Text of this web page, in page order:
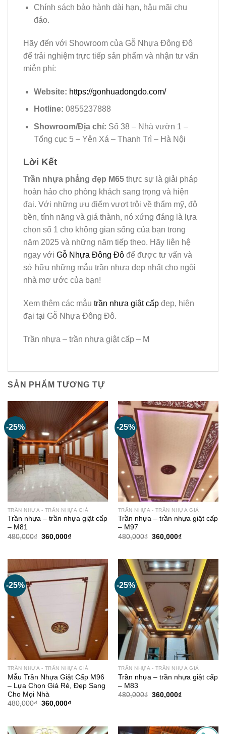
Chính sách bảo hành dài hạn, hậu mãi chu
đáo.
Hãy đến với Showroom của Gỗ Nhựa Đông Đô
để trải nghiệm trực tiếp sản phẩm và nhận tư vấn
miễn phí:
Website: https://gonhuadongdo.com/
Hotline: 0855237888
Showroom/Địa chỉ: Số 38 – Nhà vườn 1 –
Tổng cục 5 – Yên Xá – Thanh Trì – Hà Nội
Lời Kết
Trần nhựa phẳng đẹp M65 thực sự là giải pháp
hoàn hảo cho phòng khách sang trọng và hiện
đại. Với những ưu điểm vượt trội về thẩm mỹ, độ
bền, tính năng và giá thành, nó xứng đáng là lựa
chọn số 1 cho không gian sống của bạn trong
năm 2025 và những năm tiếp theo. Hãy liên hệ
ngay với Gỗ Nhựa Đông Đô để được tư vấn và
sở hữu những mẫu trần nhựa đẹp nhất cho ngôi
nhà mơ ước của bạn!
Xem thêm các mẫu trần nhựa giật cấp đẹp, hiện
đại tại Gỗ Nhựa Đông Đô.
Trần nhựa – trần nhựa giật cấp – M
SẢN PHẨM TƯƠNG TỰ
-25%
TRẦN NHỰA - TRẦN NHỰA GIẢ
Trần nhựa – trần nhựa giật cấp
– M81
480,000₫ Giá
360,000₫Giá
360,000₫.
-25%
TRẦN NHỰA - TRẦN NHỰA GIẢ
Trần nhựa – trần nhựa giật cấp
– M97
480,000₫ Giá
360,000₫Giá
360,000₫.
-25%
TRẦN NHỰA - TRẦN NHỰA GIẢ
Mẫu Trần Nhựa Giật Cấp M96
– Lựa Chọn Giá Rẻ, Đẹp Sang
Cho Mọi Nhà
480,000₫ Giá
360,000₫Giá
360,000₫.
-25%
TRẦN NHỰA - TRẦN NHỰA GIẢ
Trần nhựa – trần nhựa giật cấp
– M83
480,000₫ Giá
360,000₫Giá